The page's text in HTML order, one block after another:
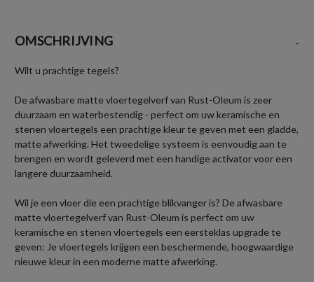
OMSCHRIJVING -
Wilt u prachtige tegels?
De afwasbare matte vloertegelverf van Rust-Oleum is zeer
duurzaam en waterbestendig - perfect om uw keramische en
stenen vloertegels een prachtige kleur te geven met een gladde,
matte afwerking. Het tweedelige systeem is eenvoudig aan te
brengen en wordt geleverd met een handige activator voor een
langere duurzaamheid.
Wil je een vloer die een prachtige blikvanger is? De afwasbare
matte vloertegelverf van Rust-Oleum is perfect om uw
keramische en stenen vloertegels een eersteklas upgrade te
geven: Je vloertegels krijgen een beschermende, hoogwaardige
nieuwe kleur in een moderne matte afwerking.